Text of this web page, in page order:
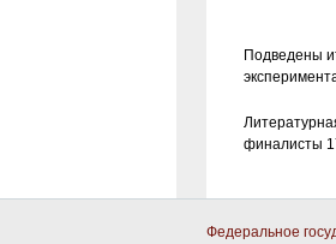
Подведены
финалисты
Федеральное